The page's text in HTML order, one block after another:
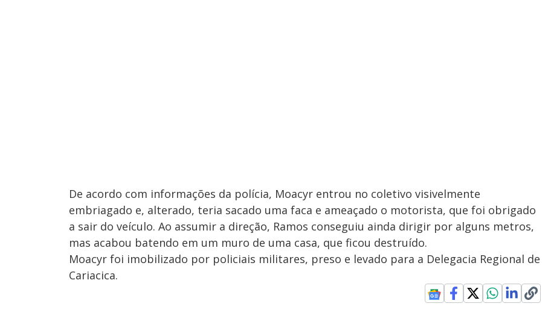
De acordo com informações da polícia, Moacyr entrou no coletivo visivelmente
embriagado e, alterado, teria sacado uma faca e ameaçado o motorista, que foi obrigado
a sair do veículo. Ao assumir a direção, Ramos conseguiu ainda dirigir por alguns metros,
mas acabou batendo em um muro de uma casa, que ficou destruído.
Moacyr foi imobilizado por policiais militares, preso e levado para a Delegacia Regional de
Cariacica.